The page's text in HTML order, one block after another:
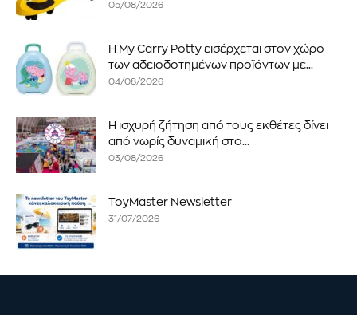
05/08/2026
Η My Carry Potty εισέρχεται στον χώρο
των αδειοδοτημένων προϊόντων με...
04/08/2026
Η ισχυρή ζήτηση από τους εκθέτες δίνει
από νωρίς δυναμική στο...
03/08/2026
ToyMaster Newsletter
31/07/2026